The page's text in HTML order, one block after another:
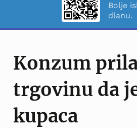
Bolje
dlanu.
Konzum
trgovinu da
kupaca